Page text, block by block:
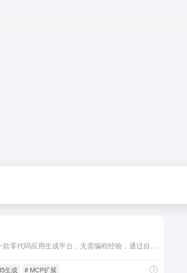
生成 # MCP扩展